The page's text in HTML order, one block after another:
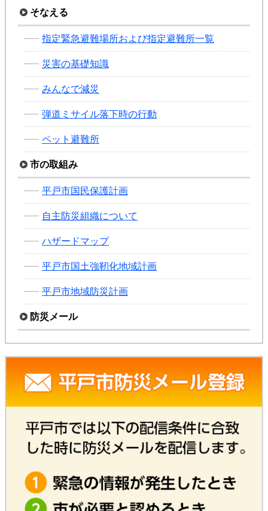
そなえる
指定緊急避難場所および指定避難所一覧
災害の基礎知識
みんなで減災
弾道ミサイル落下時の行動
ペット避難所
市の取組み
平戸市国民保護計画
自主防災組織について
ハザードマップ
平戸市国土強靭化地域計画
平戸市地域防災計画
防災メール